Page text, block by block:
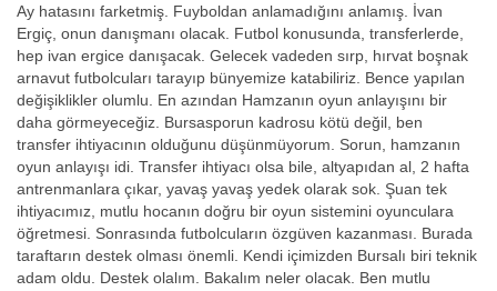
Ay hatasını farketmiş. Fuyboldan anlamadığını anlamış. İvan
Ergiç, onun danışmanı olacak. Futbol konusunda, transferlerde,
hep ivan ergice danışacak. Gelecek vadeden sırp, hırvat boşnak
arnavut futbolcuları tarayıp bünyemize katabiliriz. Bence yapılan
değişiklikler olumlu. En azından Hamzanın oyun anlayışını bir
daha görmeyeceğiz. Bursasporun kadrosu kötü değil, ben
transfer ihtiyacının olduğunu düşünmüyorum. Sorun, hamzanın
oyun anlayışı idi. Transfer ihtiyacı olsa bile, altyapıdan al, 2 hafta
antrenmanlara çıkar, yavaş yavaş yedek olarak sok. Şuan tek
ihtiyacımız, mutlu hocanın doğru bir oyun sistemini oyunculara
öğretmesi. Sonrasında futbolcuların özgüven kazanması. Burada
taraftarın destek olması önemli. Kendi içimizden Bursalı biri teknik
adam oldu. Destek olalım. Bakalım neler olacak. Ben mutlu